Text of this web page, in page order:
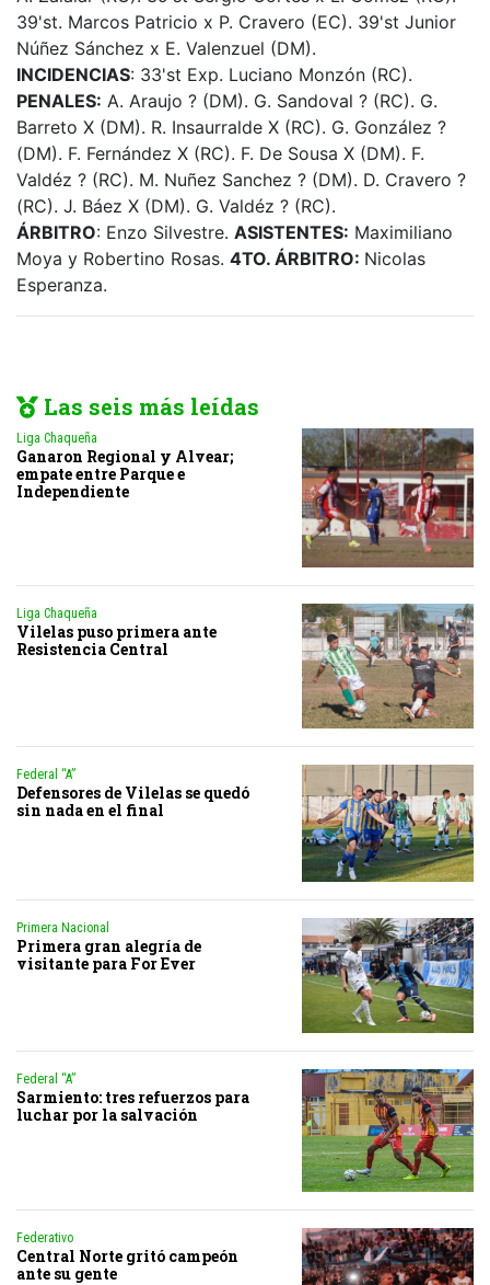
39'st. Marcos Patricio x P. Cravero (EC). 39'st Junior
Núñez Sánchez x E. Valenzuel (DM).
INCIDENCIAS: 33'st Exp. Luciano Monzón (RC).
PENALES: A. Araujo ? (DM). G. Sandoval ? (RC). G.
Barreto X (DM). R. Insaurralde X (RC). G. González ?
(DM). F. Fernández X (RC). F. De Sousa X (DM). F.
Valdéz ? (RC). M. Nuñez Sanchez ? (DM). D. Cravero ?
(RC). J. Báez X (DM). G. Valdéz ? (RC).
ÁRBITRO: Enzo Silvestre. ASISTENTES: Maximiliano
Moya y Robertino Rosas. 4TO. ÁRBITRO: Nicolas
Esperanza.
Las seis más leídas
Liga Chaqueña
Ganaron Regional y Alvear;
empate entre Parque e
Independiente
Liga Chaqueña
Vilelas puso primera ante
Resistencia Central
Federal “A”
Defensores de Vilelas se quedó
sin nada en el final
Primera Nacional
Primera gran alegría de
visitante para For Ever
Federal “A”
Sarmiento: tres refuerzos para
luchar por la salvación
Federativo
Central Norte gritó campeón
ante su gente